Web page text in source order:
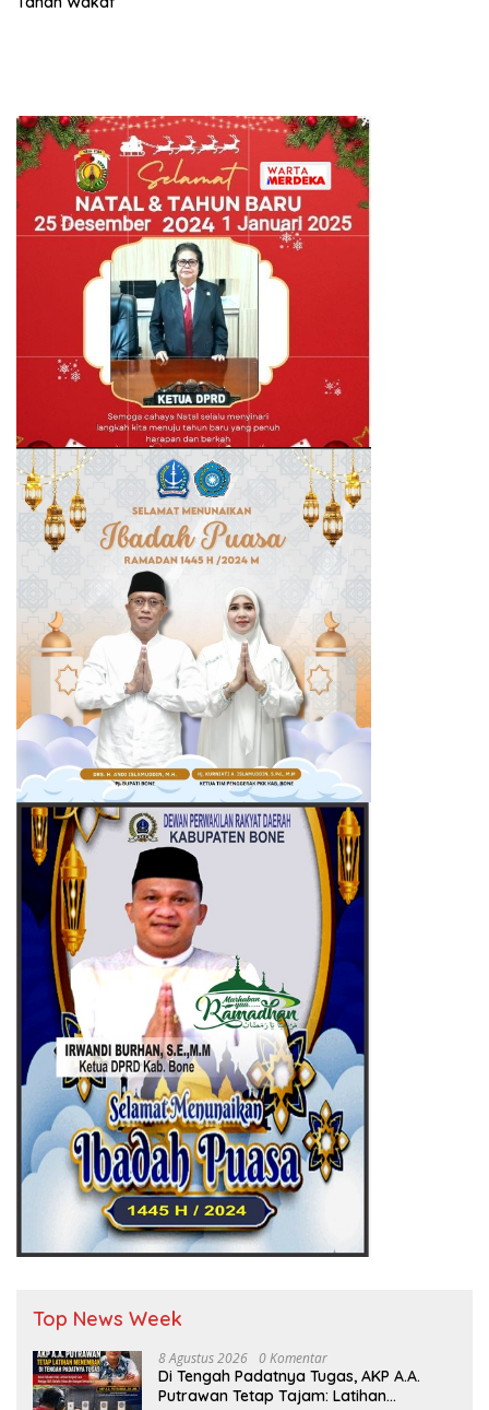
Top News Week
8 Agustus 2026 0 Komentar
Di Tengah Padatnya Tugas, AKP A.A.
Putrawan Tetap Tajam: Latihan